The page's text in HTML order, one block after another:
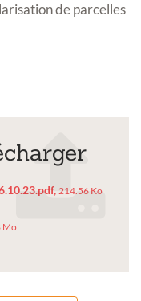
de parcelles
214.56 Ko
Mo